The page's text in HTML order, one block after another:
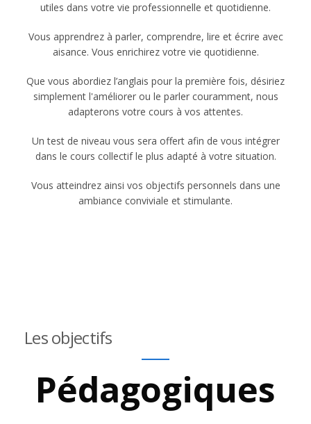
utiles dans votre vie professionnelle et quotidienne.
Vous apprendrez à parler, comprendre, lire et écrire avec
aisance. Vous enrichirez votre vie quotidienne.
Que vous abordiez l’anglais pour la première fois, désiriez
simplement l'améliorer ou le parler couramment, nous
adapterons votre cours à vos attentes.
Un test de niveau vous sera offert afin de vous intégrer
dans le cours collectif le plus adapté à votre situation.
Vous atteindrez ainsi vos objectifs personnels dans une
ambiance conviviale et stimulante.
Les objectifs
Pédagogiques